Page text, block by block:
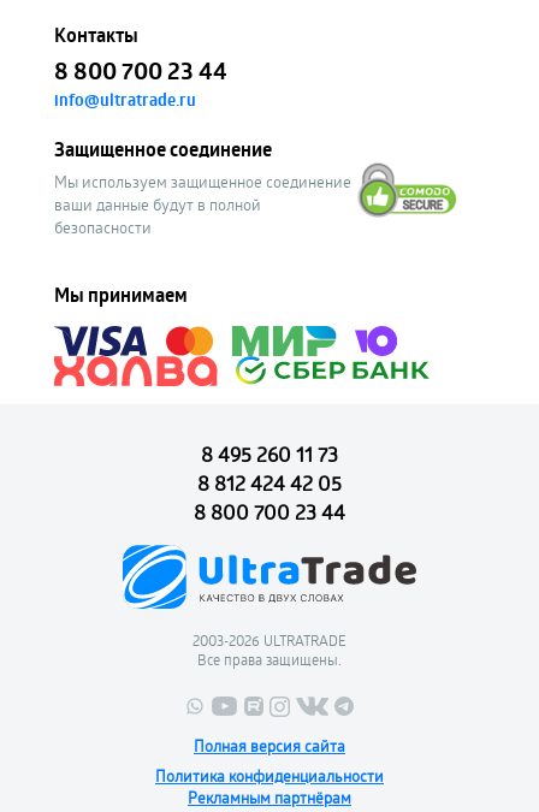
Контакты
8 800 700 23 44
info@ultratrade.ru
Защищенное соединение
Мы используем защищенное соединение
ваши данные будут в полной
безопасности
Мы принимаем
8 495 260 11 73
8 812 424 42 05
8 800 700 23 44
2003-2026 ULTRATRADE
Все права защищены.
Полная версия сайта
Политика конфиденциальности
Рекламным партнёрам